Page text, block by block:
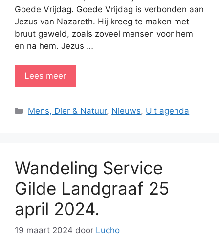
Goede Vrijdag. Goede Vrijdag is verbonden aan
Jezus van Nazareth. Hij kreeg te maken met
bruut geweld, zoals zoveel mensen voor hem
en na hem. Jezus …
Lees meer
Categorieën
Mens, Dier & Natuur, Nieuws, Uit agenda
Wandeling Service
Gilde Landgraaf 25
april 2024.
19 maart 2024 door Lucho